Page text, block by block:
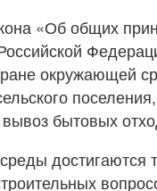
«Об общих
окружающей
бытовых
достигаются